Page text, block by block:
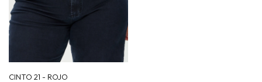
CINTO 21 - ROJO